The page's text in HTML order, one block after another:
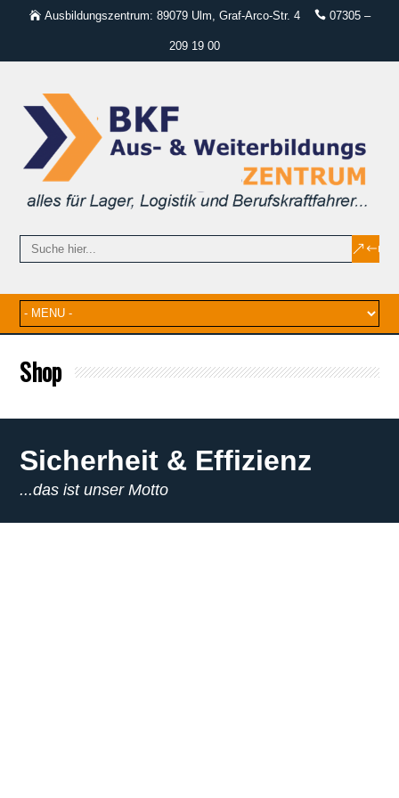
Ausbildungszentrum: 89079 Ulm, Graf-Arco-Str. 4 07305 –
209 19 00
Shop
Sicherheit & Effizienz
...das ist unser Motto